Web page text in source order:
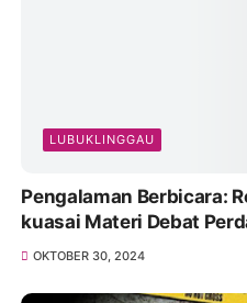
LUBUKLINGGAU
Pengalaman Berbicara:
kuasai Materi Debat
OKTOBER 30, 2024